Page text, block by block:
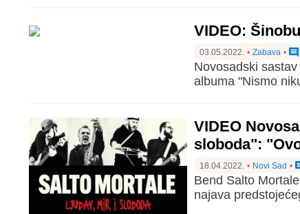
VIDEO:
03.05.2022. • Zabava •
Novosadski
albuma "Nismo
VIDEO
sloboda":
18.04.2022. • Novi Sad •
Bend Salto
najava